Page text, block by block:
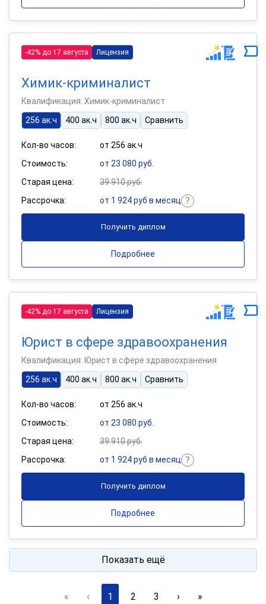
-42% до 17 августа Лицензия
Химик-криминалист
Квалификация: Химик-криминалист
256 ак.ч
400 ак.ч 800 ак.ч Сравнить
Кол-во часов:
от 256 ак.ч
Стоимость:
от 23 080 руб.
Старая цена:
39 910 руб.
Рассрочка:
от 1 924 руб в месяц
Получить диплом
Подробнее
-42% до 17 августа Лицензия
Юрист в сфере здравоохранения
Квалификация: Юрист в сфере здравоохранения
256 ак.ч
400 ак.ч 800 ак.ч Сравнить
Кол-во часов:
от 256 ак.ч
Стоимость:
от 23 080 руб.
Старая цена:
39 910 руб.
Рассрочка:
от 1 924 руб в месяц
Получить диплом
Подробнее
Показать ещё
« ‹ 1 2 3 › »